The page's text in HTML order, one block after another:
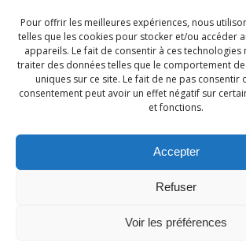
Pour offrir les meilleures expériences, nous
telles que les cookies pour stocker et/ou accéder
appareils. Le fait de consentir à ces
traiter des données telles que le comportement
uniques sur ce site. Le fait de ne pas consentir
consentement peut avoir un effet négatif sur
et fonctions.
Accepter
Refuser
Voir les préférences
Relevé chronologique des décès des
Campénéac
durant le conflit de 1914 à